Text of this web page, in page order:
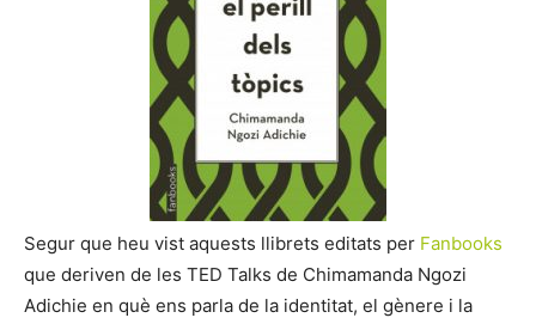
Segur que heu vist aquests llibrets editats per Fanbooks
que deriven de les TED Talks de Chimamanda Ngozi
Adichie en què ens parla de la identitat, el gènere i la